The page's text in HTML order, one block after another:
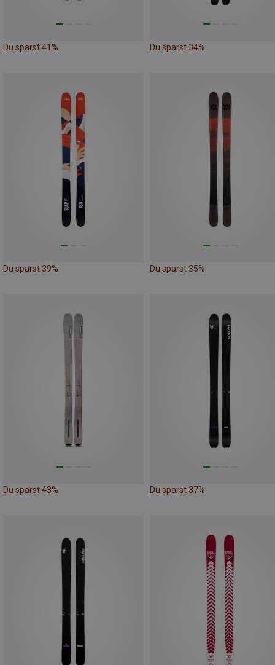
Du sparst 41% Du sparst 34%
Du sparst 39% Du sparst 35%
Du sparst 43% Du sparst 37%